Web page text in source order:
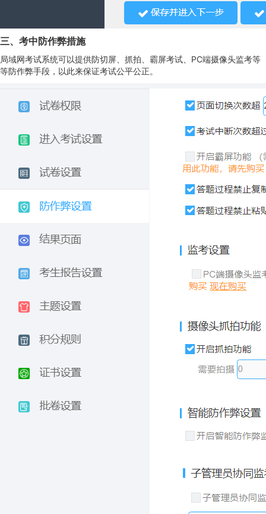
三、考中防作弊措施
局域网考试系统可以提供防切屏、抓拍、霸屏考试、PC端摄像头监考等
等防作弊手段，以此来保证考试公平公正。